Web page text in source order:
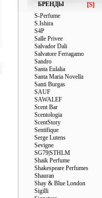
БРЕНДЫ [S]
S-Perfume
S.Ishira
S4P
Salle Privee
Salvador Dali
Salvatore Ferragamo
Sandro
Santa Eulalia
Santa Maria Novella
Santi Burgas
SAUF
SAWALEF
Scent Bar
Scentologia
ScentStory
Sentifique
Serge Lutens
Sevigne
SG79|STHLM
Shaik Perfume
Shakespeare Perfumes
Shauran
Shay & Blue London
Sigilli